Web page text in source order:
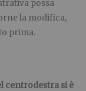
possa
la modifica,
prima.
centrodestra si è